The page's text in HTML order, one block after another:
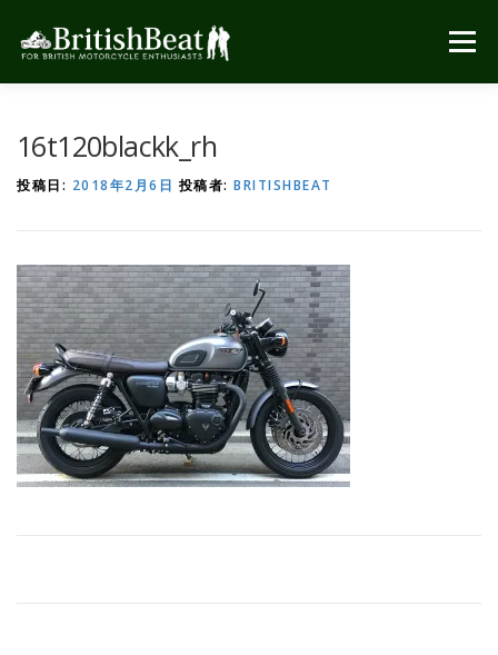
メニュー
16t120blackk_rh
投稿日: 2018年2月6日 投稿者: BRITISHBEAT